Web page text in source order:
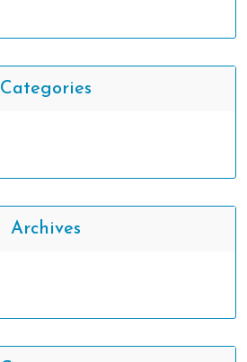
Categories
Archives